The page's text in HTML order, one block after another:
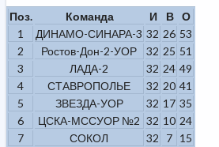
Поз. Команда И В
О
1
ДИНАМО-СИНАРА-3 32 26 53
2
Ростов-Дон-2-УОР 32 25 51
3
ЛАДА-2 32 24 49
4
СТАВРОПОЛЬЕ 32 20 41
5
ЗВЕЗДА-УОР 32 17 35
6
ЦСКА-МССУОР №2 32 10 24
7
СОКОЛ 32 7 15